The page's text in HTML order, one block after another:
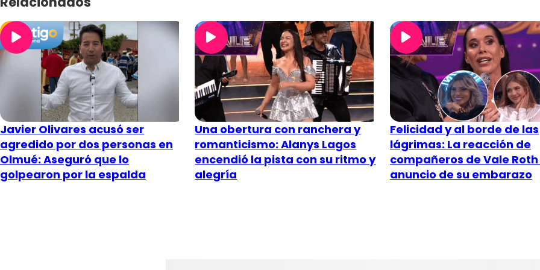
Javier Olivares acusó ser
agredido por dos personas en
Olmué: Aseguró que lo
golpearon por la espalda
Una obertura con ranchera y
romanticismo: Alanys Lagos
encendió la pista con su ritmo y
alegría
Felicidad y al borde de las
lágrimas: La reacción de
compañeros de Vale
anuncio de su embarazo